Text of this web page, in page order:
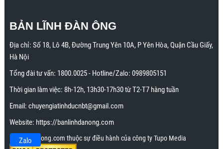
BẢN LĨNH ĐÀN ÔNG
Địa chỉ: Số 18, Lô 4B, Đường Trung Yên 10A, P Yên Hòa, Quận Cầu Giấy,
Hà Nội
Tổng đài tư vấn: 1800.0025- Hotline/Zalo: 0989805151
Thời gian làm việc: 8h-12h, 13h30-17h30 từ T2-T7 hàng tuần
Email: chuyengiatinhducnbt@gmail.com
Website: https://banlinhdanong.com
Banlinhdanong.com thuộc sự điều hành của công ty Tupo Media
Zalo